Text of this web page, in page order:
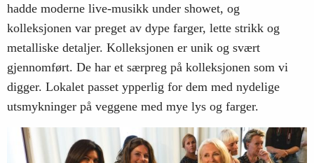
hadde moderne live-musikk under showet, og
kolleksjonen var preget av dype farger, lette strikk og
metalliske detaljer. Kolleksjonen er unik og svært
gjennomført. De har et særpreg på kolleksjonen som vi
digger. Lokalet passet ypperlig for dem med nydelige
utsmykninger på veggene med mye lys og farger.